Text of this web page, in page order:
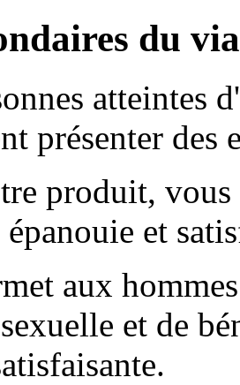
du
atteintes
présenter des
produit,
et
aux
et de